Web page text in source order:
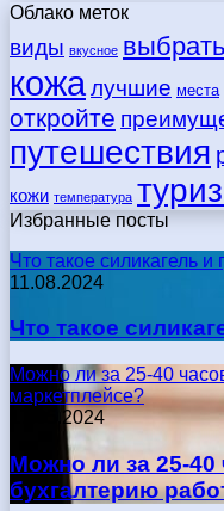
Облако меток
виды вкусное выбрать
кожалучшие места
откройте
путешествия
кожи температура
Избранные посты
Что такое силикагель и
11.08.2024
Что такое
Можно ли за 25-40
маркетплейсе?
17.05.2024
Можно ли за 25-40
бухгалтерию